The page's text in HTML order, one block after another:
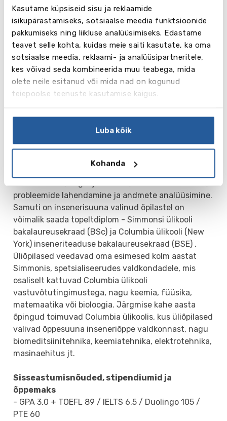
Kasutame küpsiseid sisu ja reklaamide
isikupärastamiseks, sotsiaalse meedia funktsioonide
pakkumiseks ning liikluse analüüsimiseks. Edastame
teavet selle kohta, kuidas meie saiti kasutate, ka oma
sotsiaalse meedia, reklaami- ja analüüsipartneritele,
kes võivad seda kombineerida muu teabega, mida
olete neile esitanud või mida nad on kogunud
teiepoolse teenuste kasutamise käigus.
Luba kõik
Kohanda
Rankings 2021)
- № 133 vastavalt parimate kolledžite
paremusjärjestusele US News & World Report 2021
- № 80 USA -s sotsiaalse mobiilsuse poolest
- № 31 hinna ja kvaliteedi suhte osas (best value)
Programmid
Simmons pakub programme kunsti, maalikunsti ja
STEM, ühiskonnaõpetuse ja põllumajanduse,
sotsiaal- ja humanitaarteaduste, turunduse ja
meedia alal. Simmons arendab inimestevahelisi
probleemide lahendamine ja andmete analüüsimine.
Samuti on insenerisuuna valinud õpilastel on
võimalik saada topeltdiplom - Simmonsi ülikooli
bakalaureusekraad (BSc) ja Columbia ülikooli (New
York) inseneriteaduse bakalaureusekraad (BSE) .
Üliõpilased veedavad oma esimesed kolm aastat
Simmonis, spetsialiseerudes valdkondadele, mis
osaliselt kattuvad Columbia ülikooli
vastuvõtutingimustega, nagu keemia, füüsika,
matemaatika või bioloogia. Järgmise kahe aasta
õpingud toimuvad Columbia ülikoolis, kus üliõpilased
valivad õppesuuna inseneriõppe valdkonnast, nagu
biomeditsiinitehnika, keemiatehnika, elektrotehnika,
masinaehitus jt.
Sisseastumisnõuded, stipendiumid ja
õppemaks
- GPA 3.0 + TOEFL 89 / IELTS 6.5 / Duolingo 105 /
PTE 60